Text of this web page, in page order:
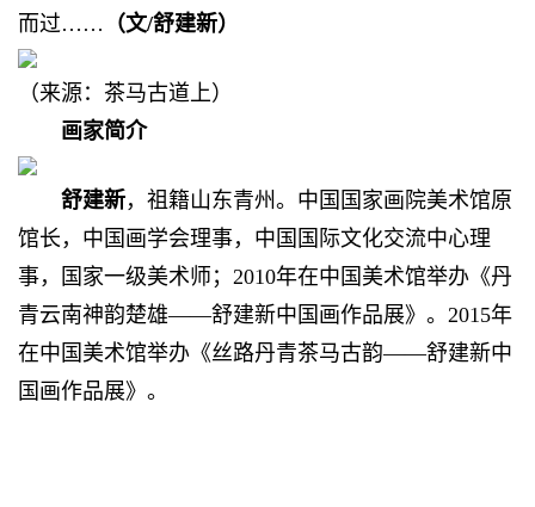
而过…… （文/舒建新）
（来源：茶马古道上）
画家简介
舒建新，祖籍山东青州。中国国家画院美术馆原
馆长，中国画学会理事，中国国际文化交流中心理
事，国家一级美术师；2010年在中国美术馆举办《丹
青云南神韵楚雄——舒建新中国画作品展》。2015年
在中国美术馆举办《丝路丹青茶马古韵——舒建新中
国画作品展》。